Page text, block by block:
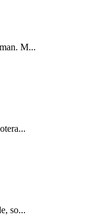
M...
so...